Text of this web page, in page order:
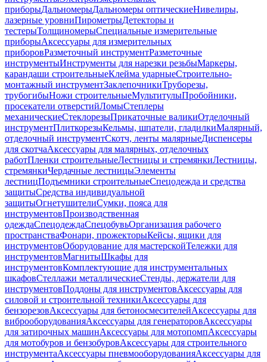
приборыДальномерыДальномеры оптическиеНивелиры,
лазерные уровниПирометрыДетекторы и
тестерыТолщиномерыСпециальные измерительные
приборыАксессуары для измерительных
приборовРазметочный инструментРазметочные
инструментыИнструменты для нарезки резьбыМаркеры,
карандаши строительныеКлейма ударныеСтроительно-
монтажный инструментЗаклепочникиТруборезы,
трубогибыНожи строительныеМультитулыПробойники,
просекатели отверстийЛомыСтеплеры
механическиеСтеклорезыПрикаточные валикиОтделочный
инструментПлиткорезыКельмы, шпатели, гладилкиМалярный,
отделочный инструментСкотч, ленты малярныеДиспенсеры
для скотчаАксессуары для малярных, отделочных
работПленки строительныеЛестницы и стремянкиЛестницы,
стремянкиЧердачные лестницыЭлементы
лестницПодъемники строительныеСпецодежда и средства
защитыСредства индивидуальной
защитыОгнетушителиСумки, пояса для
инструментовПроизводственная
одеждаСпецодеждаСпецобувьОрганизация рабочего
пространстваФонари, прожекторыКейсы, ящики для
инструментовОборудование для мастерскойТележки для
инструментовМагнитыШкафы для
инструментовКомплектующие для инструментальных
шкафовСтеллажи металлическиеСтенды, держатели для
инструментовПоддоны для инструментовАксессуары для
силовой и строительной техникиАксессуары для
бензорезовАксессуары для бетоносмесителейАксессуары для
виброоборудованияАксессуары для генераторовАксессуары
для затирочных машинАксессуары для мотопомпАксессуары
для мотобуров и бензобуровАксессуары для строительного
инструментаАксессуары пневмооборудованияАксессуары для